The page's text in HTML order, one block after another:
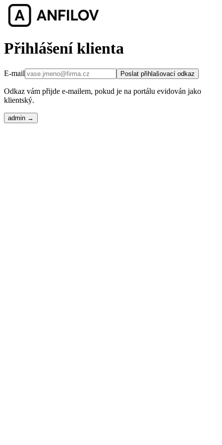
Přihlášení klienta
E-mail Poslat přihlašovací odkaz
Odkaz vám přijde e-mailem, pokud je na portálu evidován jako
klientský.
admin →